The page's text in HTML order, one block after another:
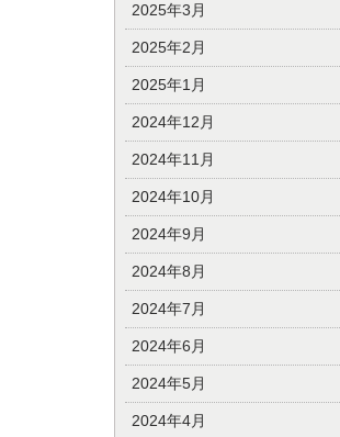
2025年3月
2025年2月
2025年1月
2024年12月
2024年11月
2024年10月
2024年9月
2024年8月
2024年7月
2024年6月
2024年5月
2024年4月